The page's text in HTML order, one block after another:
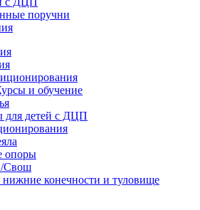
поручни
и обучение
для детей с ДЦП
опоры
Свош
нижние конечности и туловище